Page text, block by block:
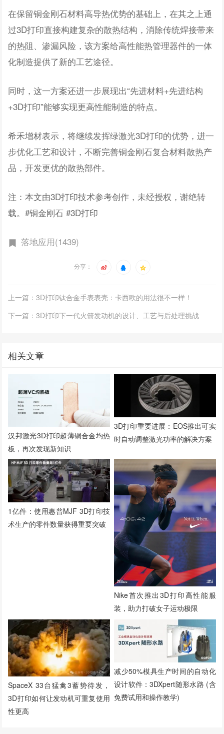
在保留铜金刚石材料高导热优势的基础上，在其之上通
过3D打印直接构建复杂的散热结构，消除传统焊接带来
的热阻、渗漏风险，该方案给高性能热管理器件的一体
化制造提供了新的工艺途径。
同时，这一方案还进一步展现出“先进材料+先进结构
+3D打印”能够实现更高性能制造的特点。
希禾增材表示，将继续发挥绿激光3D打印的优势，进一
步优化工艺和设计，不断完善铜金刚石复合材料散热产
品，开发更优的散热部件。
注：本文由3D打印技术参考创作，未经授权，谢绝转
载。#铜金刚石 #3D打印
落地应用(1439)
分享：
上一篇：3D打印钛合金手表表壳：卡西欧的用法很不一样！
下一篇：3D打印下一代火箭发动机的设计、工艺与后处理挑战
相关文章
汉邦激光3D打印超薄铜合金均热
板，再次发现新知识
3D打印重要进展：EOS推出可实
时自动调整激光功率的解决方案
1亿件：使用惠普MJF 3D打印技
术生产的零件数量获得重要突破
Nike首次推出3D打印高性能服
装，助力打破女子运动极限
SpaceX 33台猛禽3蓄势待发，
3D打印如何让发动机可重复使用
性更高
减少50%模具生产时间的自动化
设计软件：3DXpert随形水路 (含
免费试用和操作教学)